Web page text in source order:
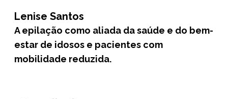
Lenise Santos
A epilação como aliada da saúde e do bem-
estar de idosos e pacientes com
mobilidade reduzida.